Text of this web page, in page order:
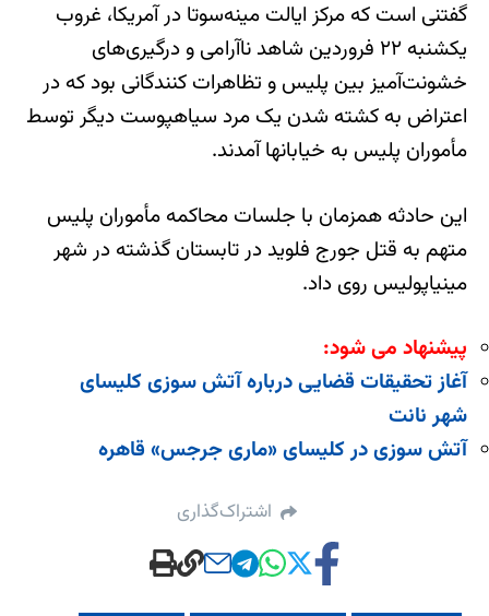
گفتنی است که مرکز ایالت مینه‌سوتا در آمریکا، غروب
یکشنبه ۲۲ فروردین شاهد ناآرامی و درگیری‌های
خشونت‌آمیز بین پلیس و تظاهرات کنندگانی بود که در
اعتراض به کشته شدن یک مرد سیاهپوست دیگر توسط
مأموران پلیس به خیابانها آمدند.
این حادثه همزمان با جلسات محاکمه مأموران پلیس
متهم به قتل جورج فلوید در تابستان گذشته در شهر
مینیاپولیس روی داد.
پیشنهاد می شود:
آغاز تحقیقات قضایی درباره آتش سوزی کلیسای
شهر نانت
آتش سوزی در کلیسای «ماری جرجس» قاهره
اشتراک‌گذاری